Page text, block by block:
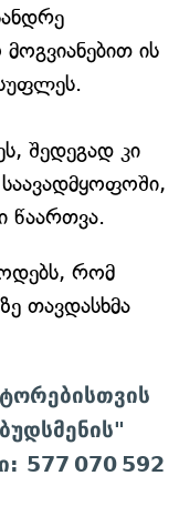
ის
შედეგად კი
წაართვა.
რომ
თავდასხმა
577 070 592